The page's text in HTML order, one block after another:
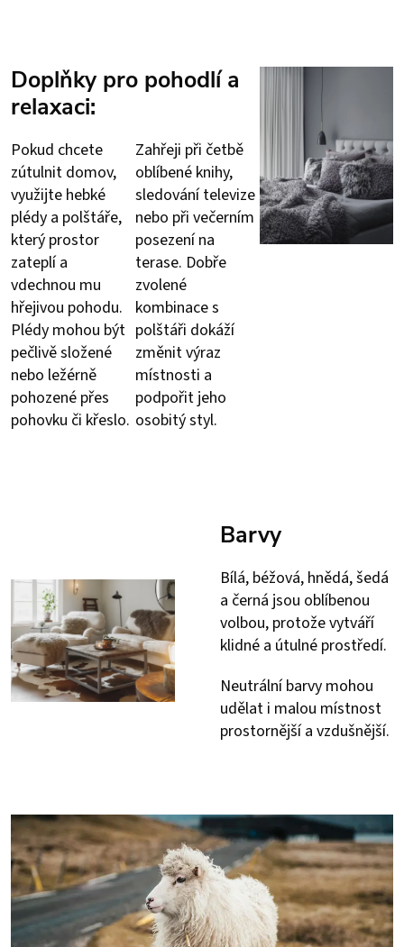
Doplňky pro pohodlí a
relaxaci:
Pokud chcete
zútulnit domov,
využijte hebké
plédy a polštáře,
který prostor
zateplí a
vdechnou mu
hřejivou pohodu.
Plédy mohou být
pečlivě složené
nebo ležérně
pohozené přes
pohovku či křeslo.
Zahřeji při četbě
oblíbené knihy,
sledování televize
nebo při večerním
posezení na
terase. Dobře
zvolené
kombinace s
polštáři dokáží
změnit výraz
místnosti a
podpořit jeho
osobitý styl.
Barvy
Bílá, béžová, hnědá, šedá
a černá jsou oblíbenou
volbou, protože vytváří
klidné a útulné prostředí.
Neutrální barvy mohou
udělat i malou místnost
prostornější a vzdušnější.